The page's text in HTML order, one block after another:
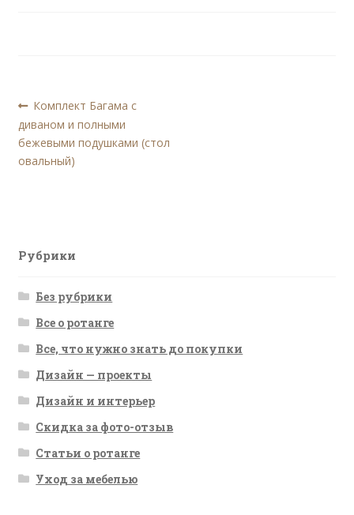
Навигация
по
записям
Предыдущая
запись:
Комплект Багама с
диваном и полными
бежевыми подушками (стол
овальный)
Рубрики
Без рубрики
Все о ротанге
Все, что нужно знать до покупки
Дизайн — проекты
Дизайн и интерьер
Скидка за фото-отзыв
Статьи о ротанге
Уход за мебелью